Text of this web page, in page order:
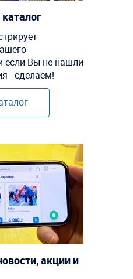
если Вы не нашли
- сделаем!
акции и